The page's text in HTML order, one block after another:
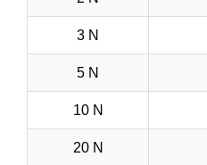
3 N
5 N
10 N
20 N